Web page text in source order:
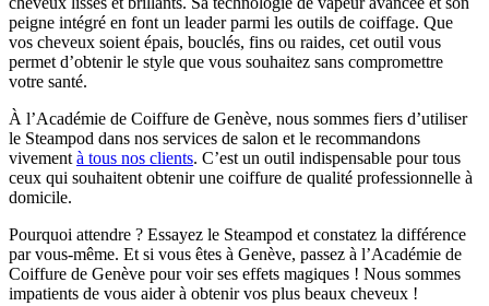
peigne intégré en font un leader parmi les outils de coiffage. Que
vos cheveux soient épais, bouclés, fins ou raides, cet outil vous
permet d’obtenir le style que vous souhaitez sans compromettre
votre santé.
À l’Académie de Coiffure de Genève, nous sommes fiers d’utiliser
le Steampod dans nos services de salon et le recommandons
vivement à tous nos clients. C’est un outil indispensable pour tous
ceux qui souhaitent obtenir une coiffure de qualité professionnelle à
domicile.
Pourquoi attendre ? Essayez le Steampod et constatez la différence
par vous-même. Et si vous êtes à Genève, passez à l’Académie de
Coiffure de Genève pour voir ses effets magiques ! Nous sommes
impatients de vous aider à obtenir vos plus beaux cheveux !